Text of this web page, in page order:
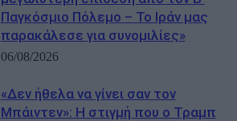
Παγκόσμιο Πόλεμο – Το Ιράν μας
παρακάλεσε για συνομιλίες»
06/08/2026
«Δεν ήθελα να γίνει σαν τον
Μπάιντεν»: Η στιγμή που ο Τραμπ